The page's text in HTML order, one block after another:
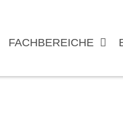
FACHBEREICHE